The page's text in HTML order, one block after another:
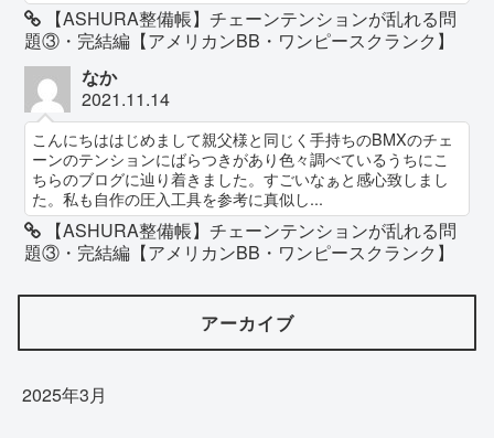
【ASHURA整備帳】チェーンテンションが乱れる問
題③・完結編【アメリカンBB・ワンピースクランク】
なか
2021.11.14
こんにちははじめまして親父様と同じく手持ちのBMXのチェ
ーンのテンションにばらつきがあり色々調べているうちにこ
ちらのブログに辿り着きました。すごいなぁと感心致しまし
た。私も自作の圧入工具を参考に真似し...
【ASHURA整備帳】チェーンテンションが乱れる問
題③・完結編【アメリカンBB・ワンピースクランク】
アーカイブ
2025年3月